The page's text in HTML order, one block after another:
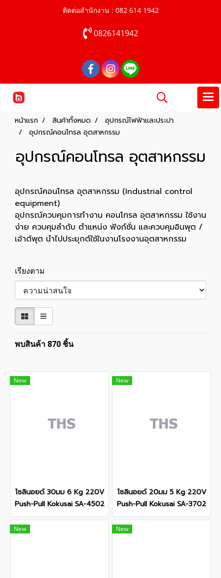
ติดต่อสำนักงาน : 082 614 1942
0826141942
หน้าแรก สินค้าทั้งหมด
อุปกรณ์ไฟฟ้าและประปา
อุปกรณ์คอนโทรล อุตสาหกรรม
อุปกรณ์คอนโทรล อุตสาหกรรม
อุปกรณ์คอนโทรล อุตสาหกรรม (Industrial control
equipment)
อุปกรณ์ควบคุมการทำงาน คอนโทรล อุตสาหกรรม ใช้งาน
ง่าย ควบคุมลำดับ ตำแหน่ง ฟังก์ชั่น และควบคุมอินพุต /
เอ้าต์พุต นำไปประยุกต์ใช้ในงานโรงงานอุตสาหกรรม
เรียงตาม
พบสินค้า 870 ชิ้น
New
โซลินอยด์ 30มม 6 Kg 220V
Push-Pull Kokusai SA-4502
New
โซลินอยด์ 20มม 5 Kg 220V
Push-Pull Kokusai SA-3702
New New